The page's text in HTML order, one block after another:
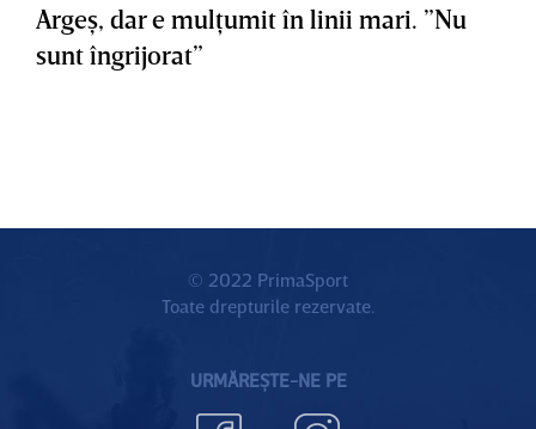
Argeş, dar e mulţumit în linii mari. ”Nu
sunt îngrijorat”
© 2022 PrimaSport
Toate drepturile rezervate.
URMĂREȘTE-NE PE